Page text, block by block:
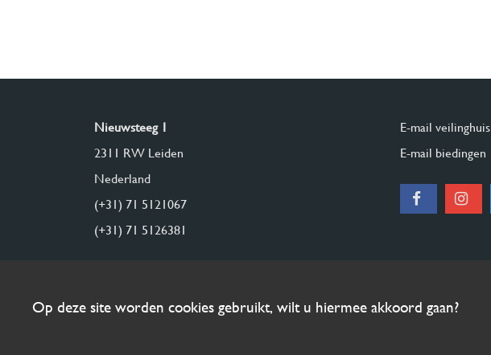
Nieuwsteeg 1
2311 RW Leiden
Nederland
(+31) 71 5121067
(+31) 71 5126381
E-mail veilinghuis
E-mail biedingen
Op deze site worden cookies gebruikt, wilt u hiermee akkoord gaan?